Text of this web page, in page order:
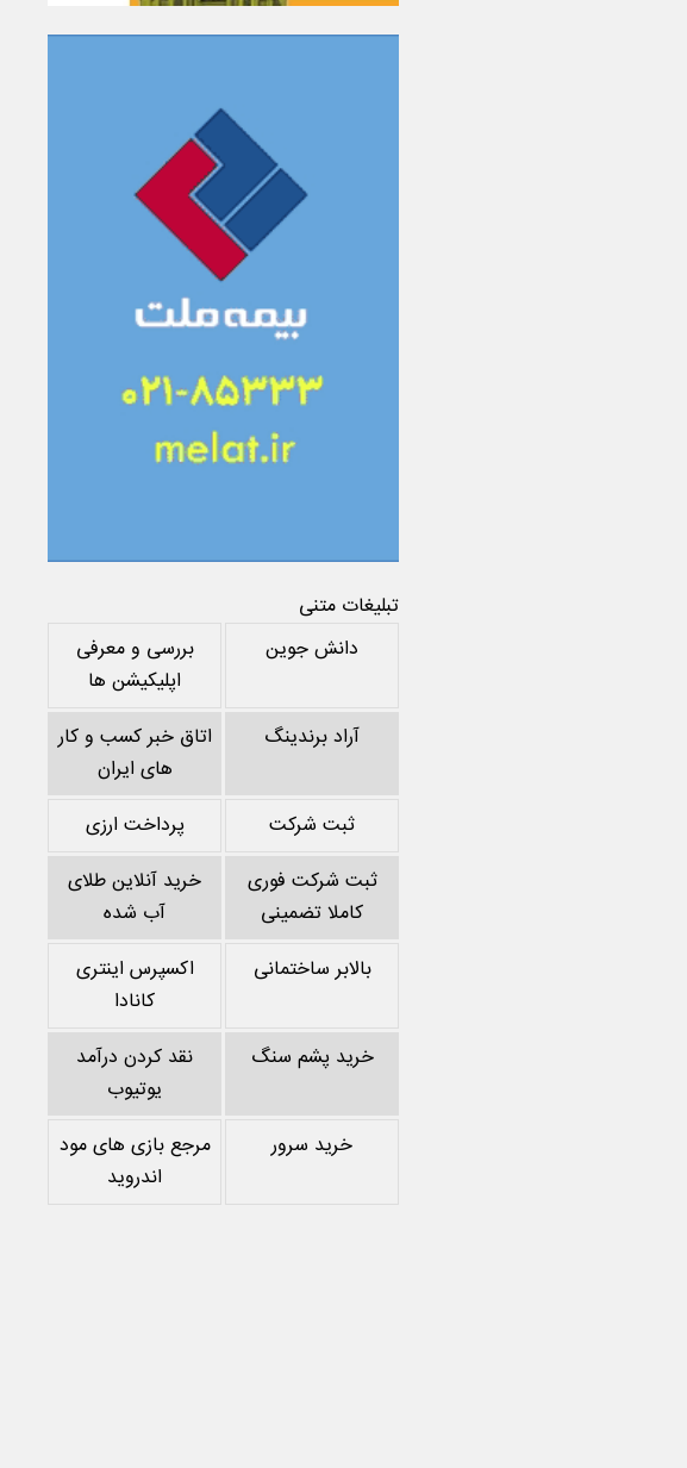
تبلیغات متنی
دانش جوین
بررسی و معرفی
اپلیکیشن ها
آراد برندینگ
اتاق خبر کسب و کار
های ایران
ثبت شرکت
پرداخت ارزی
ثبت شرکت فوری
کاملا تضمینی
خرید آنلاین طلای
آب شده
بالابر ساختمانی
اکسپرس اینتری
کانادا
خرید پشم سنگ
نقد کردن درآمد
یوتیوب
خرید سرور
مرجع بازی های مود
اندروید